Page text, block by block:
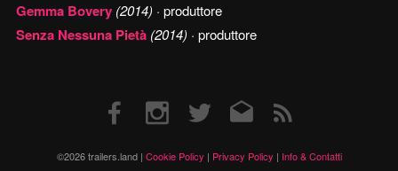
Gemma Bovery (2014) · produttore
Senza Nessuna Pietà (2014) · produttore
©2026 trailers.land | Cookie Policy | Privacy Policy | Info & Contatti